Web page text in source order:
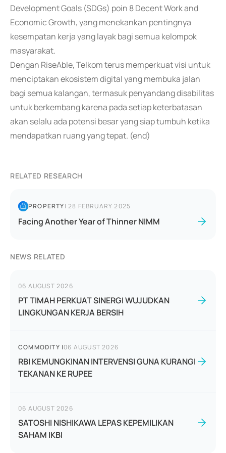
Development Goals (SDGs) poin 8 Decent Work and
Economic Growth, yang menekankan pentingnya
kesempatan kerja yang layak bagi semua kelompok
masyarakat.
Dengan RiseAble, Telkom terus memperkuat visi untuk
menciptakan ekosistem digital yang membuka jalan
bagi semua kalangan, termasuk penyandang disabilitas
untuk berkembang karena pada setiap keterbatasan
akan selalu ada potensi besar yang siap tumbuh ketika
mendapatkan ruang yang tepat. (end)
RELATED RESEARCH
PROPERTY|28 FEBRUARY 2025
Facing Another Year of Thinner NIMM
NEWS RELATED
06 AUGUST 2026
PT TIMAH PERKUAT SINERGI WUJUDKAN
LINGKUNGAN KERJA BERSIH
COMMODITY |06 AUGUST 2026
RBI KEMUNGKINAN INTERVENSI GUNA KURANGI
TEKANAN KE RUPEE
06 AUGUST 2026
SATOSHI NISHIKAWA LEPAS KEPEMILIKAN
SAHAM IKBI